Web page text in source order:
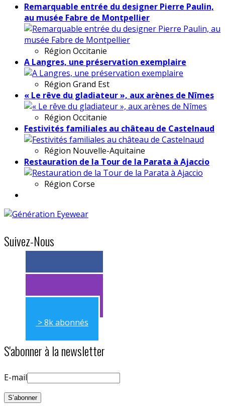
Remarquable entrée du designer Pierre Paulin,
au musée Fabre de Montpellier
Région Occitanie
A Langres, une préservation exemplaire
Région Grand Est
« Le rêve du gladiateur », aux arènes de Nîmes
Région Occitanie
Festivités familiales au château de Castelnaud
Région Nouvelle-Aquitaine
Restauration de la Tour de la Parata à Ajaccio
Région Corse
Suivez-Nous
> 11k abonnés
> 11k abonnés
> 8k abonnés
S'abonner à la newsletter
E-mail